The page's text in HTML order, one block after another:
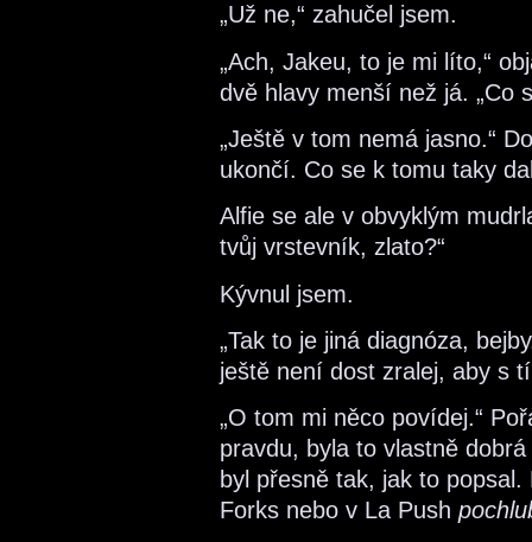
„Už ne,“ zahučel jsem.
„Ach, Jakeu, to je mi líto,“
dvě hlavy menší než já. „Co
„Ještě v tom nemá jasno.“
ukončí. Co se k tomu taky
Alfie se ale v obvyklým
tvůj vrstevník, zlato?“
Kývnul jsem.
„Tak to je jiná diagnóza,
ještě není dost zralej, aby s
„O tom mi něco povídej.“
pravdu, byla to vlastně
byl přesně tak, jak to
Forks nebo v La Push